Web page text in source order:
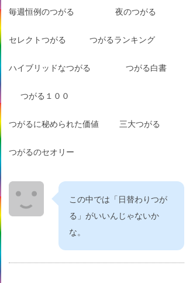
毎週恒例のつがる 夜のつがる
セレクトつがる つがるランキング
ハイブリッドなつがる つがる白書
つがる１００
つがるに秘められた価値 三大つがる
つがるのセオリー
この中では「日替わりつが
る」がいいんじゃないか
な。